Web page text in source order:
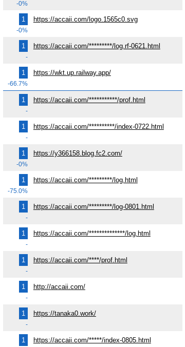
-0%
1
-0%
https://accaii.com/logo.1565c0.svg
1
-
https://accaii.com/*********/log.rf-0621.html
1
-66.7%
https://wkt.up.railway.app/
1
-
https://accaii.com/***********/prof.html
1
-
https://accaii.com/**********/index-0722.html
1
-0%
https://y366158.blog.fc2.com/
1
-75.0%
https://accaii.com/*********/log.html
1
-
https://accaii.com/*********/log-0801.html
1
-
https://accaii.com/**************/log.html
1
-
https://accaii.com/****/prof.html
1
-
http://accaii.com/
1
-
https://tanaka0.work/
1 https://accaii.com/*****/index-0805.html